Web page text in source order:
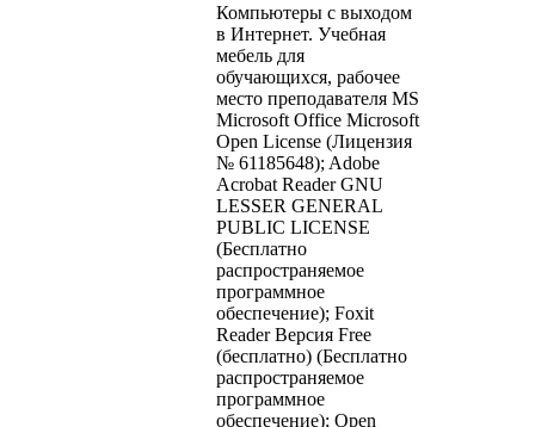
Компьютеры с выходом
в Интернет. Учебная
мебель для
обучающихся, рабочее
место преподавателя MS
Microsoft Office Microsoft
Open License (Лицензия
№ 61185648); Adobe
Acrobat Reader GNU
LESSER GENERAL
PUBLIC LICENSE
(Бесплатно
распространяемое
программное
обеспечение); Foxit
Reader Версия Free
(бесплатно) (Бесплатно
распространяемое
программное
обеспечение); Оpen